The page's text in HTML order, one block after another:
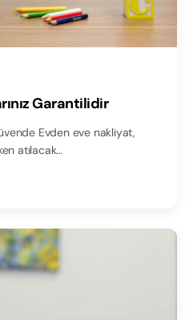
Garantilidir
nakliyat,
atılacak…